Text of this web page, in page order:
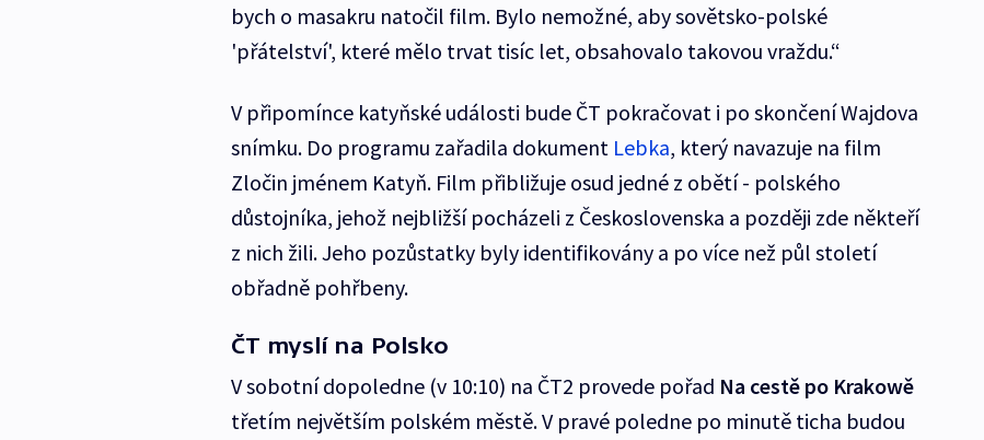
bych o masakru natočil film. Bylo nemožné, aby sovětsko-polské
'přátelství', které mělo trvat tisíc let, obsahovalo takovou vraždu.“
V připomínce katyňské události bude ČT pokračovat i po skončení Wajdova
snímku. Do programu zařadila dokument Lebka, který navazuje na film
Zločin jménem Katyň. Film přibližuje osud jedné z obětí - polského
důstojníka, jehož nejbližší pocházeli z Československa a později zde někteří
z nich žili. Jeho pozůstatky byly identifikovány a po více než půl století
obřadně pohřbeny.
ČT myslí na Polsko
V sobotní dopoledne (v 10:10) na ČT2 provede pořad Na cestě po Krakowě
třetím největším polském městě. V pravé poledne po minutě ticha budou